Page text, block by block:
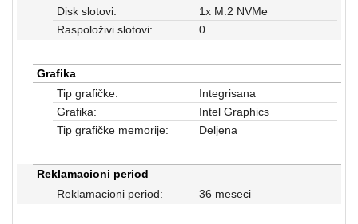
Disk slotovi:
1x M.2 NVMe
Raspoloživi slotovi:
0
Grafika
Tip grafičke:
Integrisana
Grafika:
Intel Graphics
Tip grafičke memorije:
Deljena
Reklamacioni period
Reklamacioni period:
36 meseci